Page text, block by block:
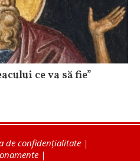
ce va să fie”
de confidențialitate |
|